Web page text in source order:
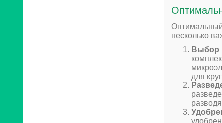
несколько
Выбор
для